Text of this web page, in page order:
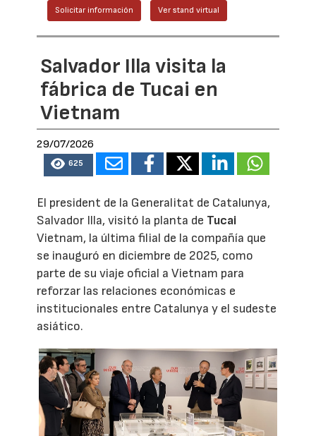
Solicitar información Ver stand virtual
Salvador Illa visita la
fábrica de Tucai en
Vietnam
29/07/2026
625
El president de la Generalitat de Catalunya,
Salvador Illa, visitó la planta de Tucai
Vietnam, la última filial de la compañía que
se inauguró en diciembre de 2025, como
parte de su viaje oficial a Vietnam para
reforzar las relaciones económicas e
institucionales entre Catalunya y el sudeste
asiático.